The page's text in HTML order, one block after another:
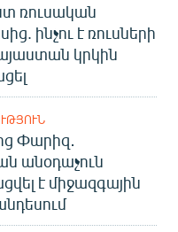
ռուսական
ինչու է ռուսների
կրկին
Փարիզ․
անօդաչուն
է միջազգային